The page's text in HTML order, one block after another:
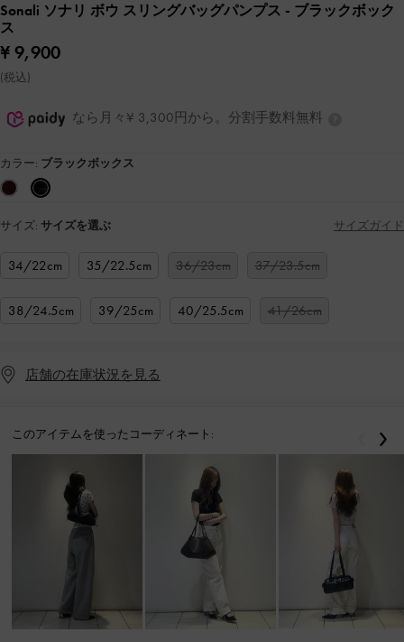
Sonali ソナリ ボウ スリングバッグパンプス - ブラックボック
ス
¥ 9,900
(税込)
なら月々¥ 3,300円から。分割手数料無料
カラー: ブラックボックス
サイズ: サイズを選ぶ サイズガイド
34/22cm 35/22.5cm 36/23cm 37/23.5cm
38/24.5cm 39/25cm 40/25.5cm 41/26cm
店舗の在庫状況を見る
このアイテムを使ったコーディネート: 戻る